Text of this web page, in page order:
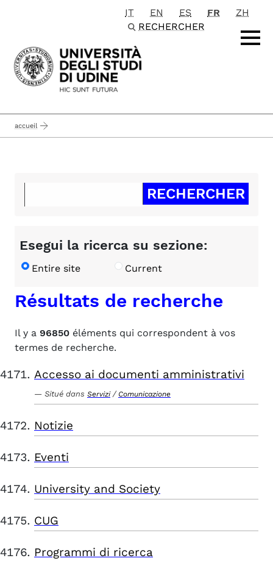
Passa al contenuto principale
IT EN ES FR
ZH
RECHERCHER
accueil
Esegui la ricerca su sezione:
Entire site Current
Résultats de recherche
Il y a 96850 éléments qui correspondent à vos
termes de recherche.
Accesso ai documenti amministrativi
Situé dans Servizi / Comunicazione
Notizie
Eventi
University and Society
CUG
Programmi di ricerca